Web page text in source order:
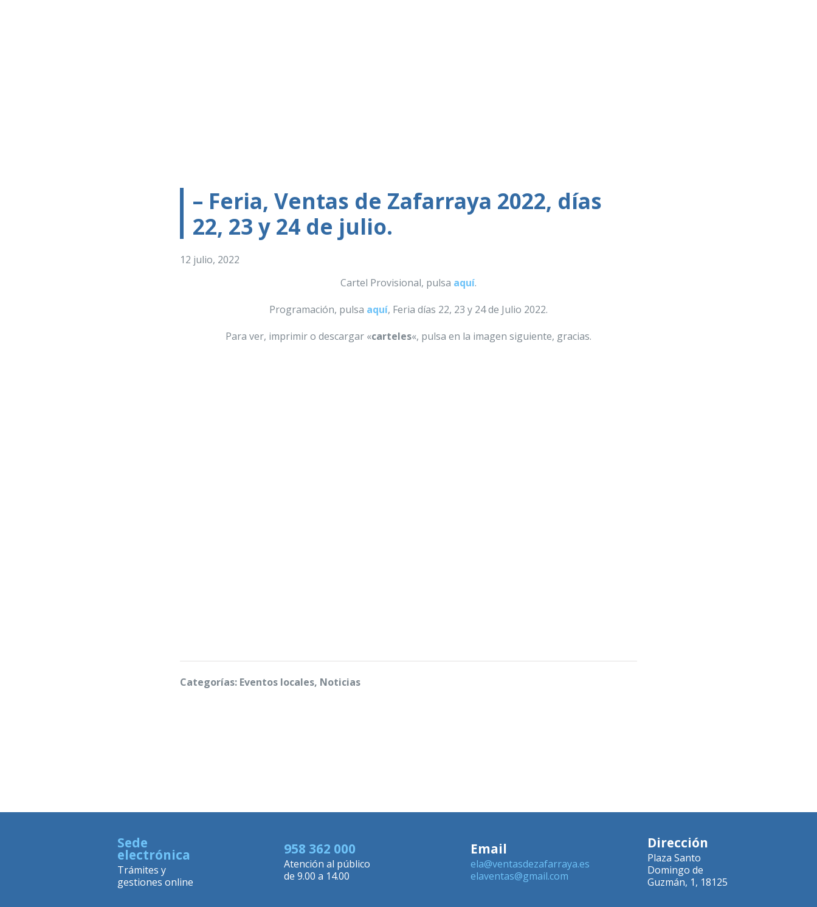
– Feria, Ventas de Zafarraya 2022, días
22, 23 y 24 de julio.
12 julio, 2022
Cartel Provisional, pulsa aquí.
Programación, pulsa aquí, Feria días 22, 23 y 24 de Julio 2022.
Para ver, imprimir o descargar «carteles«, pulsa en la imagen siguiente, gracias.
Categorías: Eventos locales, Noticias
Sede
electrónica
Trámites y
gestiones online
958 362 000
Atención al público
de 9.00 a 14.00
Email
ela@ventasdezafarraya.es
elaventas@gmail.com
Dirección
Plaza Santo
Domingo de
Guzmán, 1, 18125